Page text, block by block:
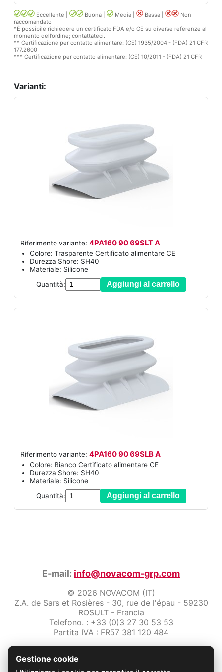
Eccellente | Buona | Media | Bassa |
Non
raccomandato
*È possibile richiedere un certificato FDA e/o CE su diverse referenze al
momento dell’ordine; contattateci.
** Certificazione per contatto alimentare: (CE) 1935/2004 - (FDA) 21 CFR
177.2600
*** Certificazione per contatto alimentare: (CE) 10/2011 - (FDA) 21 CFR
Varianti:
Riferimento variante: 4PA160 90 69SLT A
Colore: Trasparente Certificato alimentare CE
Durezza Shore: SH40
Materiale: Silicone
Quantità:
Aggiungi al carrello
Riferimento variante: 4PA160 90 69SLB A
Colore: Bianco Certificato alimentare CE
Durezza Shore: SH40
Materiale: Silicone
Quantità:
Aggiungi al carrello
E-mail: info@novacom-grp.com
© 2026 NOVACOM (IT)
Z.A. de Sars et Rosières - 30, rue de l'épau - 59230
ROSULT - Francia
Telefono. : +33 (0)3 27 30 53 53
Partita IVA : FR57 381 120 484
Protezione dei dati
Condizioni Generali di Vendita
Gestione cookie